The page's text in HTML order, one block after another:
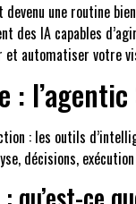
devenu une routine
IA capables
automatiser votre
:
: les outils
décisions,